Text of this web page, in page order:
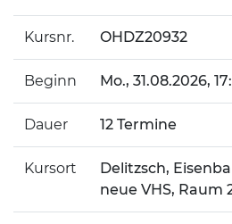
Kursnr. OHDZ20932
Beginn Mo., 31.08.2026,
Dauer 12 Termine
Kursort
Delitzsch,
neue VHS, Raum